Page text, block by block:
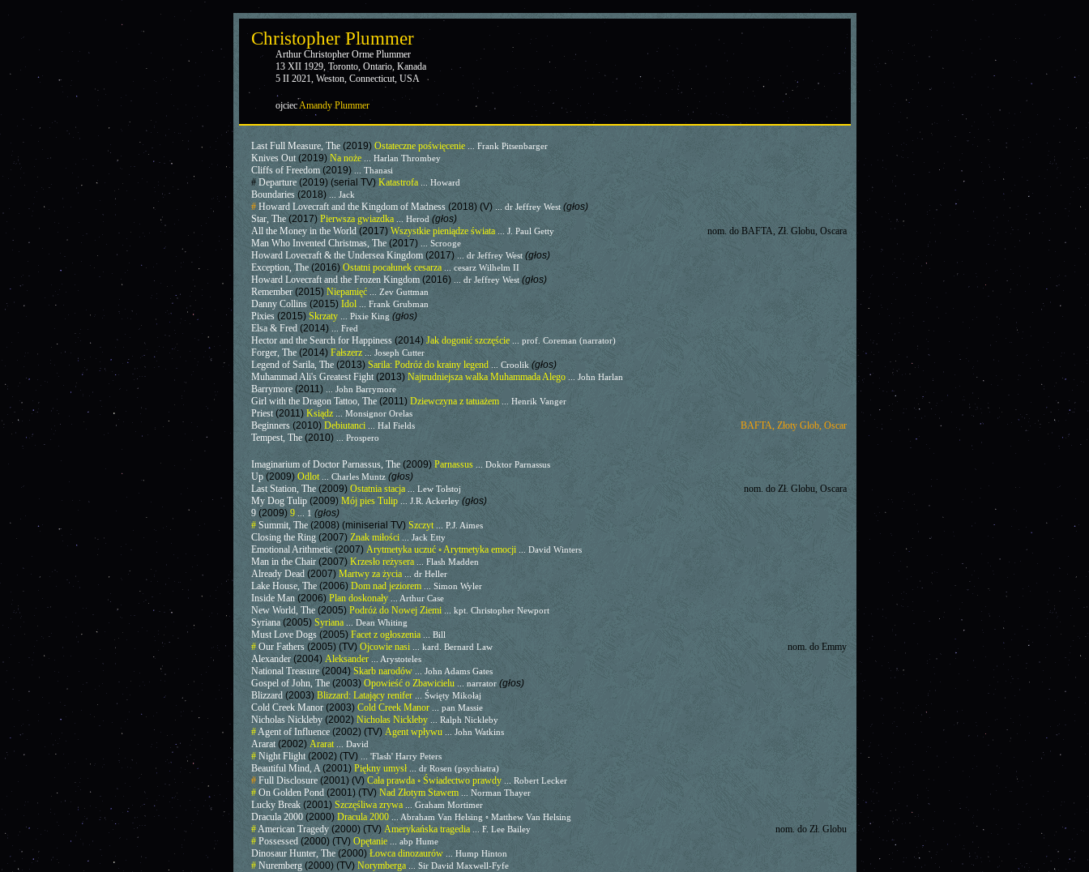
Christopher Plummer
Arthur Christopher Orme Plummer
13 XII 1929, Toronto, Ontario, Kanada
5 II 2021, Weston, Connecticut, USA
ojciecAmandy Plummer
Last Full Measure, The (2019) Ostateczne poświęcenie ... Frank Pitsenbarger
Knives Out(2019) Na noże ... Harlan Thrombey
Cliffs of Freedom (2019) ... Thanasi
# Departure (2019) (serial TV) Katastrofa ... Howard
Boundaries (2018) ... Jack
# Howard Lovecraft and the Kingdom of Madness (2018) (V) ... dr Jeffrey West (głos)
Star, The (2017) Pierwsza gwiazdka ... Herod (głos)
nom. do BAFTA, Zł. Globu, Oscara
All the Money in the World (2017) Wszystkie pieniądze świata ... J. Paul Getty
Man Who Invented Christmas, The (2017) ... Scrooge
Howard Lovecraft & the Undersea Kingdom (2017) ... dr Jeffrey West (głos)
Exception, The (2016) Ostatni pocałunek cesarza ... cesarz Wilhelm II
Howard Lovecraft and the Frozen Kingdom (2016) ... dr Jeffrey West (głos)
Remember (2015) Niepamięć ... Zev Guttman
Danny Collins (2015) Idol ... Frank Grubman
Pixies (2015) Skrzaty ... Pixie King (głos)
Elsa & Fred (2014) ... Fred
Hector and the Search for Happiness (2014) Jak dogonić szczęście ... prof. Coreman (narrator)
Forger, The (2014) Fałszerz ... Joseph Cutter
Legend of Sarila, The (2013) Sarila: Podróż do krainy legend ... Croolik (głos)
Muhammad Ali's Greatest Fight (2013) Najtrudniejsza walka Muhammada Alego ... John Harlan
Barrymore (2011) ... John Barrymore
Girl with the Dragon Tattoo, The (2011) Dziewczyna z tatuażem ... Henrik Vanger
Priest(2011) Ksiądz ... Monsignor Orelas
BAFTA, Złoty Glob, Oscar
Beginners (2010) Debiutanci ... Hal Fields
Tempest, The (2010) ... Prospero
Imaginarium of Doctor Parnassus, The (2009) Parnassus ... Doktor Parnassus
Up (2009) Odlot ... Charles Muntz (głos)
nom. do Zł. Globu, Oscara
Last Station, The (2009) Ostatnia stacja ... Lew Tołstoj
My Dog Tulip (2009) Mój pies Tulip ... J.R. Ackerley (głos)
9 (2009) 9 ... 1 (głos)
# Summit, The (2008) (miniserial TV) Szczyt ... P.J. Aimes
Closing the Ring (2007) Znak miłości ... Jack Etty
Emotional Arithmetic (2007) Arytmetyka uczuć ◦ Arytmetyka emocji ... David Winters
Man in the Chair (2007) Krzesło reżysera ... Flash Madden
Already Dead (2007) Martwy za życia ... dr Heller
Lake House, The (2006) Dom nad jeziorem ... Simon Wyler
Inside Man (2006) Plan doskonały ... Arthur Case
New World, The (2005) Podróż do Nowej Ziemi ... kpt. Christopher Newport
Syriana (2005) Syriana ... Dean Whiting
Must Love Dogs (2005) Facet z ogłoszenia ... Bill
nom. do Emmy
# Our Fathers (2005) (TV) Ojcowie nasi ... kard. Bernard Law
Alexander (2004) Aleksander ... Arystoteles
National Treasure (2004) Skarb narodów ... John Adams Gates
Gospel of John, The (2003) Opowieść o Zbawicielu ... narrator (głos)
Blizzard (2003) Blizzard: Latający renifer ... Święty Mikołaj
Cold Creek Manor (2003) Cold Creek Manor ... pan Massie
Nicholas Nickleby (2002) Nicholas Nickleby ... Ralph Nickleby
#Agent of Influence (2002) (TV) Agent wpływu ... John Watkins
Ararat(2002) Ararat ... David
# Night Flight(2002) (TV) ... 'Flash' Harry Peters
Beautiful Mind, A(2001) Piękny umysł ... dr Rosen (psychiatra)
# Full Disclosure (2001) (V) Cała prawda ◦ Świadectwo prawdy ... Robert Lecker
# On Golden Pond (2001) (TV) Nad Złotym Stawem ... Norman Thayer
Lucky Break (2001) Szczęśliwa zrywa ... Graham Mortimer
Dracula 2000 (2000) Dracula 2000 ... Abraham Van Helsing ◦ Matthew Van Helsing
nom. do Zł. Globu
#American Tragedy (2000) (TV) Amerykańska tragedia ... F. Lee Bailey
# Possessed (2000) (TV) Opętanie ... abp Hume
Dinosaur Hunter, The (2000) Łowca dinozaurów ... Hump Hinton
# Nuremberg (2000) (TV) Norymberga ... Sir David Maxwell-Fyfe